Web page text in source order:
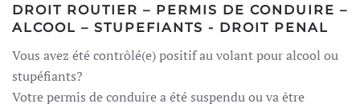
DROIT ROUTIER – PERMIS DE CONDUIRE –
ALCOOL – STUPEFIANTS - DROIT PENAL
Vous avez été contrôlé(e) positif au volant pour alcool ou
stupéfiants?
Votre permis de conduire a été suspendu ou va être